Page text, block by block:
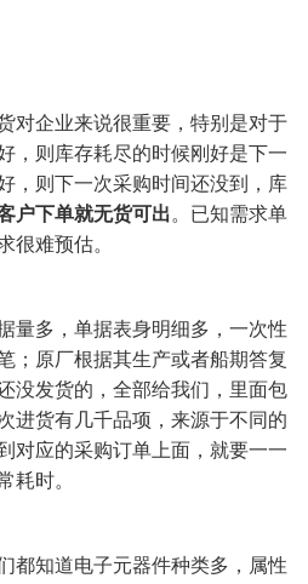
对企业来说很重要，特别是对于
，则库存耗尽的时候刚好是下一
，则下一次采购时间还没到，库
户下单就无货可出。已知需求单
很难预估。
量多，单据表身明细多，一次性
；原厂根据其生产或者船期答复
没发货的，全部给我们，里面包
进货有几千品项，来源于不同的
对应的采购订单上面，就要一一
耗时。
都知道电子元器件种类多，属性